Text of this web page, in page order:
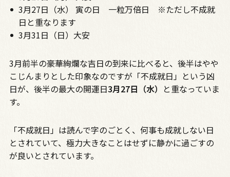
3月27日（水） 寅の日 一粒万倍日 ※ただし不成就
日と重なります
3月31日（日）大安
3月前半の豪華絢爛な吉日の到来に比べると、後半はやや
こじんまりとした印象なのですが「不成就日」という凶
日が、後半の最大の開運日3月27日（水） と重なっていま
す。
「不成就日」は読んで字のごとく、何事も成就しない日
とされていて、極力大きなことはせずに静かに過ごすの
が良いとされています。